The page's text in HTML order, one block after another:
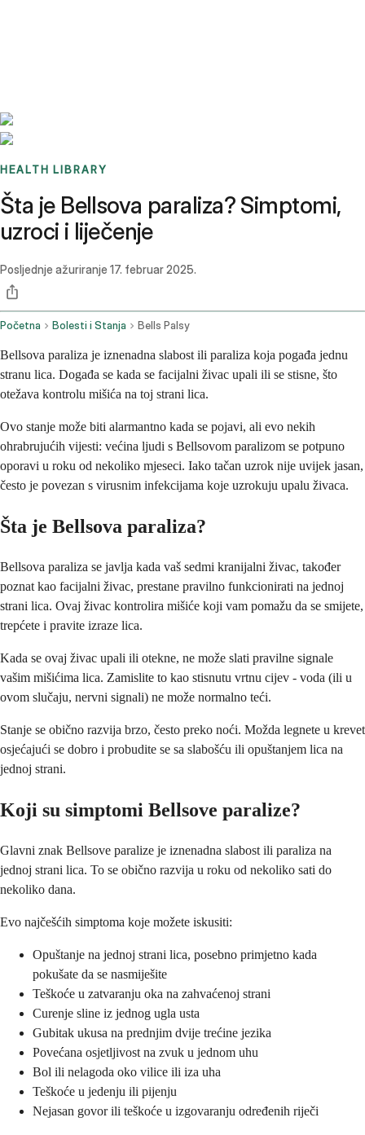
HEALTH LIBRARY
Šta je Bellsova paraliza? Simptomi,
uzroci i liječenje
Posljednje ažuriranje 17. februar 2025.
Početna Bolesti i Stanja Bells Palsy
Bellsova paraliza je iznenadna slabost ili paraliza koja pogađa jednu
stranu lica. Događa se kada se facijalni živac upali ili se stisne, što
otežava kontrolu mišića na toj strani lica.
Ovo stanje može biti alarmantno kada se pojavi, ali evo nekih
ohrabrujućih vijesti: većina ljudi s Bellsovom paralizom se potpuno
oporavi u roku od nekoliko mjeseci. Iako tačan uzrok nije uvijek jasan,
često je povezan s virusnim infekcijama koje uzrokuju upalu živaca.
Šta je Bellsova paraliza?
Bellsova paraliza se javlja kada vaš sedmi kranijalni živac, također
poznat kao facijalni živac, prestane pravilno funkcionirati na jednoj
strani lica. Ovaj živac kontrolira mišiće koji vam pomažu da se smijete,
trepćete i pravite izraze lica.
Kada se ovaj živac upali ili otekne, ne može slati pravilne signale
vašim mišićima lica. Zamislite to kao stisnutu vrtnu cijev - voda (ili u
ovom slučaju, nervni signali) ne može normalno teći.
Stanje se obično razvija brzo, često preko noći. Možda legnete u krevet
osjećajući se dobro i probudite se sa slabošću ili opuštanjem lica na
jednoj strani.
Koji su simptomi Bellsove paralize?
Glavni znak Bellsove paralize je iznenadna slabost ili paraliza na
jednoj strani lica. To se obično razvija u roku od nekoliko sati do
nekoliko dana.
Evo najčešćih simptoma koje možete iskusiti:
Opuštanje na jednoj strani lica, posebno primjetno kada
pokušate da se nasmiješite
Teškoće u zatvaranju oka na zahvaćenoj strani
Curenje sline iz jednog ugla usta
Gubitak ukusa na prednjim dvije trećine jezika
Povećana osjetljivost na zvuk u jednom uhu
Bol ili nelagoda oko vilice ili iza uha
Teškoće u jedenju ili pijenju
Nejasan govor ili teškoće u izgovaranju određenih riječi